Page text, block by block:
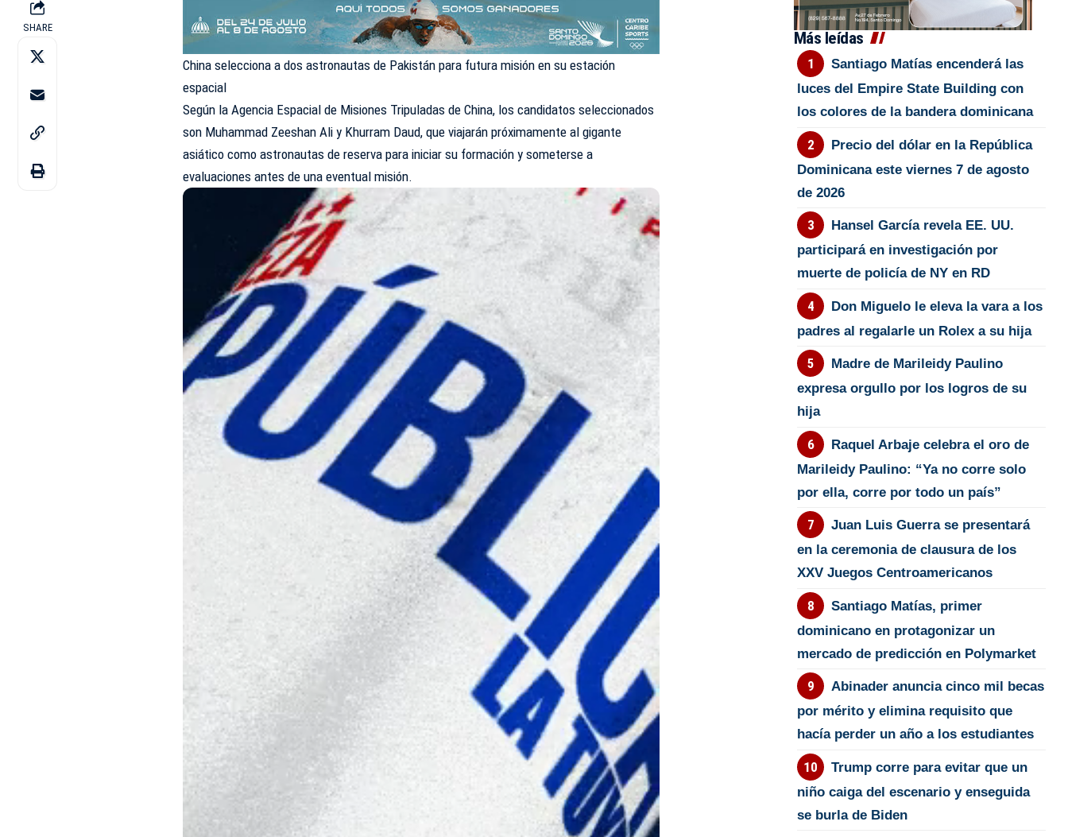
SHARE
China selecciona a dos astronautas de Pakistán para futura misión en su estación
espacial
Según la Agencia Espacial de Misiones Tripuladas de China, los candidatos seleccionados
son Muhammad Zeeshan Ali y Khurram Daud, que viajarán próximamente al gigante
asiático como astronautas de reserva para iniciar su formación y someterse a
evaluaciones antes de una eventual misión.
Más leídas
Santiago Matías encenderá las
luces del Empire State Building con
los colores de la bandera dominicana
Precio del dólar en la República
Dominicana este viernes 7 de agosto
de 2026
Hansel García revela EE. UU.
participará en investigación por
muerte de policía de NY en RD
Don Miguelo le eleva la vara a los
padres al regalarle un Rolex a su hija
Madre de Marileidy Paulino
expresa orgullo por los logros de su
hija
Raquel Arbaje celebra el oro de
Marileidy Paulino: “Ya no corre solo
por ella, corre por todo un país”
Juan Luis Guerra se presentará
en la ceremonia de clausura de los
XXV Juegos Centroamericanos
Santiago Matías, primer
dominicano en protagonizar un
mercado de predicción en Polymarket
Abinader anuncia cinco mil becas
por mérito y elimina requisito que
hacía perder un año a los estudiantes
Trump corre para evitar que un
niño caiga del escenario y enseguida
se burla de Biden